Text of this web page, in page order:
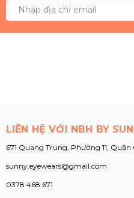
LIÊN HỆ VỚI NBH BY
671 Quang Trung, Phường 11,
sunny.eyewears@gmail.com
0378 468 671